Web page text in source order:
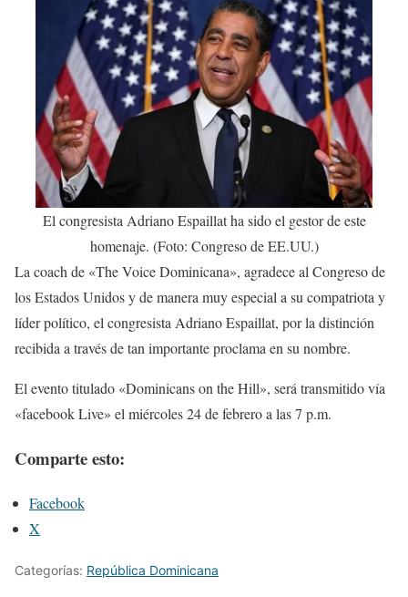
El congresista Adriano Espaillat ha sido el gestor de este
homenaje. (Foto: Congreso de EE.UU.)
La coach de «The Voice Dominicana», agradece al Congreso de
los Estados Unidos y de manera muy especial a su compatriota y
líder político, el congresista Adriano Espaillat, por la distinción
recibida a través de tan importante proclama en su nombre.
El evento titulado «Dominicans on the Hill», será transmitido vía
«facebook Live» el miércoles 24 de febrero a las 7 p.m.
Comparte esto:
Facebook
X
Categorías: República Dominicana